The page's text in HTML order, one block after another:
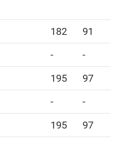
182
91
-
-
195
97
-
-
195
97